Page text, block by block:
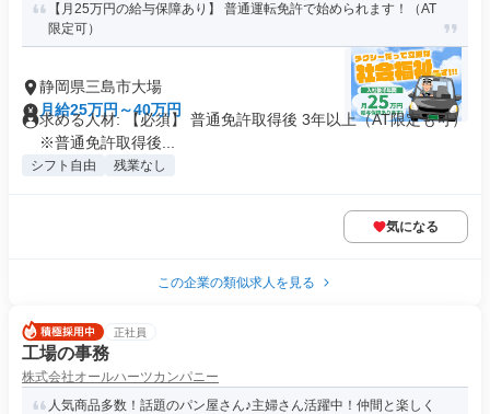
【月25万円の給与保障あり】 普通運転免許で始められます！（AT
限定可）
静岡県三島市大場
月給25万円～40万円
求める人材: 【必須】 普通免許取得後 3年以上（AT限定も可）
※普通免許取得後...
シフト自由 残業なし
気になる
この企業の類似求人を見る
正社員
工場の事務
株式会社オールハーツカンパニー
人気商品多数！話題のパン屋さん♪主婦さん活躍中！仲間と楽しく